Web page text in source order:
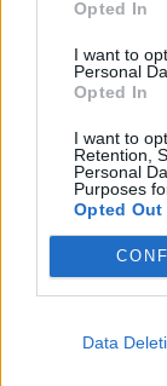
Opted In
I want to
Personal
Opted In
I want to
Retention,
Personal
Purposes
Opted Out
Data
Saab 9-5 Aero